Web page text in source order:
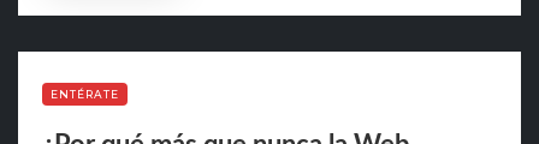
ENTÉRATE